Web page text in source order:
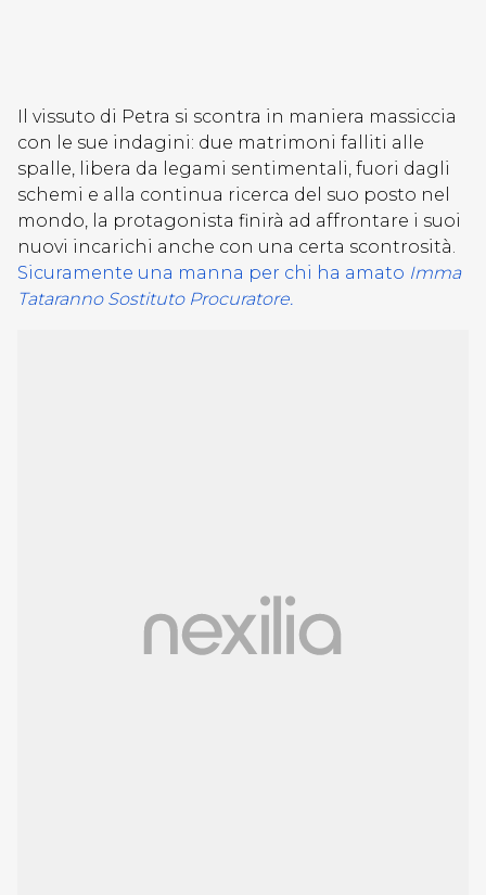
Il vissuto di Petra si scontra in maniera massiccia
con le sue indagini: due matrimoni falliti alle
spalle, libera da legami sentimentali, fuori dagli
schemi e alla continua ricerca del suo posto nel
mondo, la protagonista finirà ad affrontare i suoi
nuovi incarichi anche con una certa scontrosità.
Sicuramente una manna per chi ha amato Imma
Tataranno Sostituto Procuratore.